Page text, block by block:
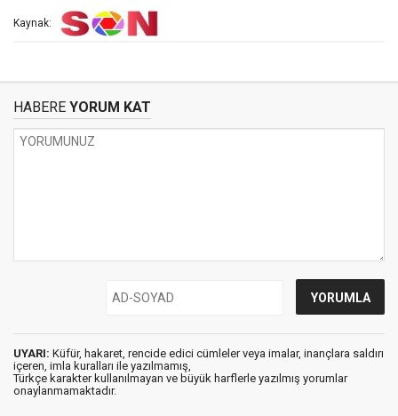
Kaynak:
HABERE YORUM KAT
UYARI: Küfür, hakaret, rencide edici cümleler veya imalar, inançlara saldırı
içeren, imla kuralları ile yazılmamış,
Türkçe karakter kullanılmayan ve büyük harflerle yazılmış yorumlar
onaylanmamaktadır.